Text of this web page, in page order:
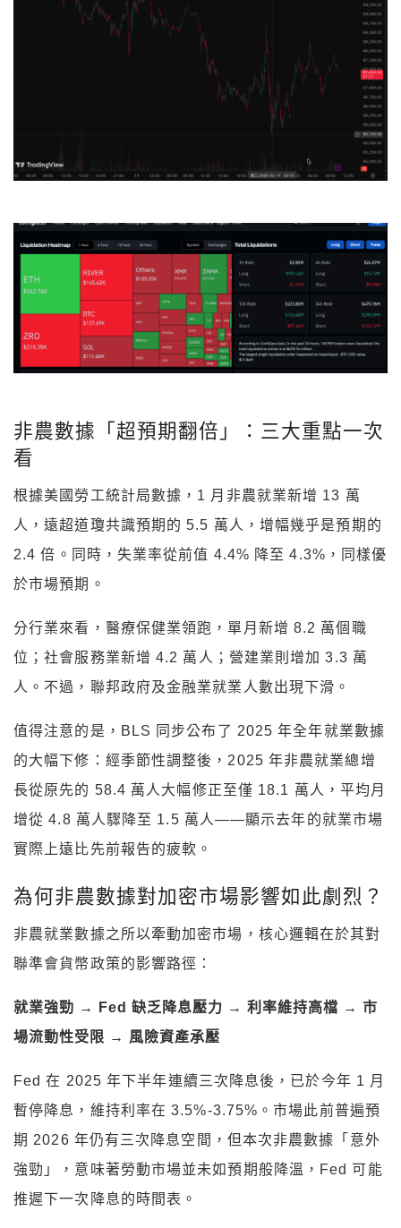
非農數據「超預期翻倍」：三大重點一次
看
根據美國勞工統計局數據，1 月非農就業新增 13 萬
人，遠超道瓊共識預期的 5.5 萬人，增幅幾乎是預期的
2.4 倍。同時，失業率從前值 4.4% 降至 4.3%，同樣優
於市場預期。
分行業來看，醫療保健業領跑，單月新增 8.2 萬個職
位；社會服務業新增 4.2 萬人；營建業則增加 3.3 萬
人。不過，聯邦政府及金融業就業人數出現下滑。
值得注意的是，BLS 同步公布了 2025 年全年就業數據
的大幅下修：經季節性調整後，2025 年非農就業總增
長從原先的 58.4 萬人大幅修正至僅 18.1 萬人，平均月
增從 4.8 萬人驟降至 1.5 萬人——顯示去年的就業市場
實際上遠比先前報告的疲軟。
為何非農數據對加密市場影響如此劇烈？
非農就業數據之所以牽動加密市場，核心邏輯在於其對
聯準會貨幣政策的影響路徑：
就業強勁 → Fed 缺乏降息壓力 → 利率維持高檔 → 市
場流動性受限 → 風險資產承壓
Fed 在 2025 年下半年連續三次降息後，已於今年 1 月
暫停降息，維持利率在 3.5%-3.75%。市場此前普遍預
期 2026 年仍有三次降息空間，但本次非農數據「意外
強勁」，意味著勞動市場並未如預期般降溫，Fed 可能
推遲下一次降息的時間表。